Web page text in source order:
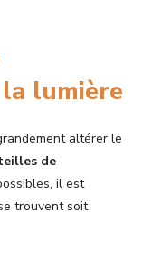
la lumière
altérer le
de
il est
trouvent soit